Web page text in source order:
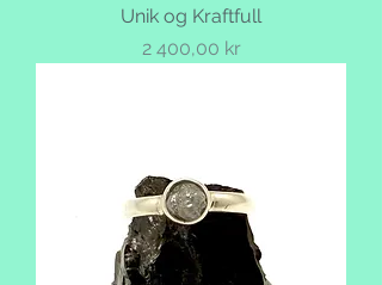
Unik og Kraftfull
Pris
2 400,00 kr